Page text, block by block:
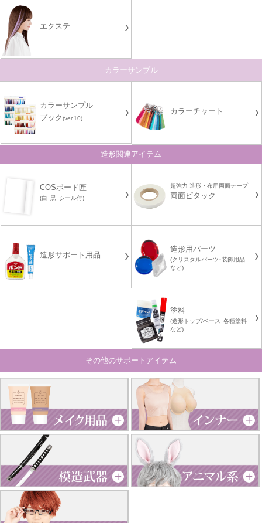
エクステ
カラーサンプル
カラーサンプル
ブック(ver.10)
カラーチャート
造形関連アイテム
COSボード匠
(白･黒･シール付)
超強力 造形・布用両面テープ
両面ピタック
造形サポート用品
造形用パーツ
(クリスタルパーツ･装飾用品
など)
塗料
(造形トップ/ベース･各種塗料
など)
その他のサポートアイテム